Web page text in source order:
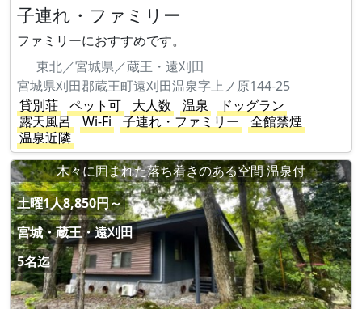
子連れ・ファミリー
ファミリーにおすすめです。
東北／宮城県／蔵王・遠刈田
宮城県刈田郡蔵王町遠刈田温泉字上ノ原144-25
貸別荘
ペット可 大人数 温泉
ドッグラン
露天風呂
Wi-Fi 子連れ・ファミリー
全館禁煙
温泉近隣
木々に囲まれた落ち着きのある空間 温泉付
土曜1人8,850円～
宮城・蔵王・遠刈田
5名迄